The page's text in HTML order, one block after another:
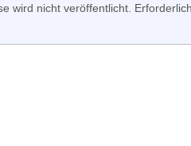
wird nicht veröffentlicht.